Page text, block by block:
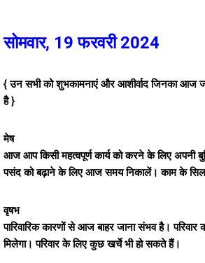
सोमवार, 19 फरवरी 2024
{ उन सभी को शुभकामनाएं और आशीर्वाद जिनका आज
है }
मेष
आज आप किसी महत्वपूर्ण कार्य को करने के लिए अपनी
पसंद को बढ़ाने के लिए आज समय निकालें। काम के
वृषभ
पारिवारिक कारणों से आज बाहर जाना संभव है।
मिलेगा। परिवार के लिए कुछ खर्चे भी हो सकते हैं।